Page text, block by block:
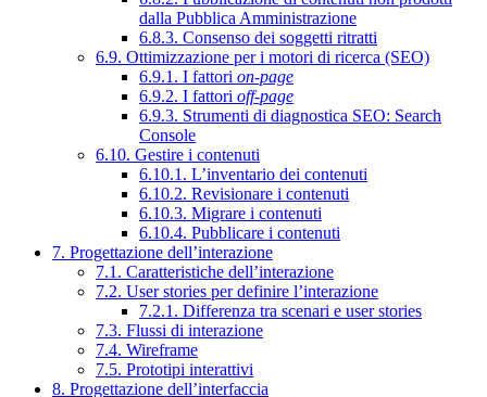
dalla Pubblica Amministrazione
6.8.3. Consenso dei soggetti ritratti
6.9. Ottimizzazione per i motori di ricerca (SEO)
6.9.1. I fattori on-page
6.9.2. I fattori off-page
6.9.3. Strumenti di diagnostica SEO: Search
Console
6.10. Gestire i contenuti
6.10.1. L’inventario dei contenuti
6.10.2. Revisionare i contenuti
6.10.3. Migrare i contenuti
6.10.4. Pubblicare i contenuti
7. Progettazione dell’interazione
7.1. Caratteristiche dell’interazione
7.2. User stories per definire l’interazione
7.2.1. Differenza tra scenari e user stories
7.3. Flussi di interazione
7.4. Wireframe
7.5. Prototipi interattivi
8. Progettazione dell’interfaccia